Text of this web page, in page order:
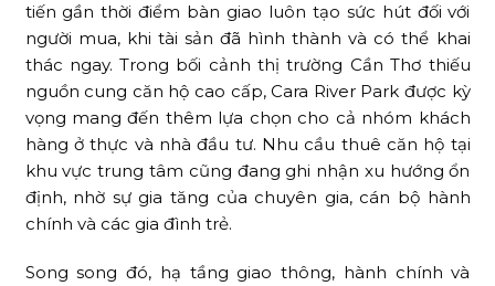
tiến gần thời điểm bàn giao luôn tạo sức hút đối với
người mua, khi tài sản đã hình thành và có thể khai
thác ngay. Trong bối cảnh thị trường Cần Thơ thiếu
nguồn cung căn hộ cao cấp, Cara River Park được kỳ
vọng mang đến thêm lựa chọn cho cả nhóm khách
hàng ở thực và nhà đầu tư. Nhu cầu thuê căn hộ tại
khu vực trung tâm cũng đang ghi nhận xu hướng ổn
định, nhờ sự gia tăng của chuyên gia, cán bộ hành
chính và các gia đình trẻ.
Song song đó, hạ tầng giao thông, hành chính và